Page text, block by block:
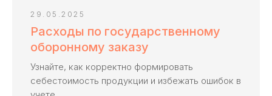
29.05.2025
Расходы по государственному
оборонному заказу
Узнайте, как корректно формировать
себестоимость продукции и избежать ошибок в